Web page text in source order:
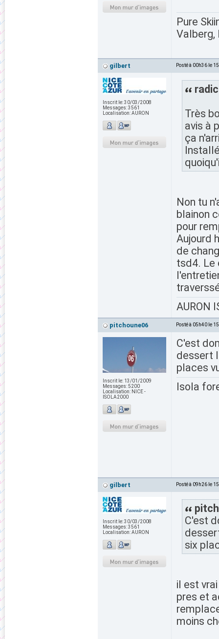
Pure
Valberg,
gilbert Posté à 00h36 le
Inscrit le:30/03/2008
Messages:3561
Localisation:AURON
Très
avis à
ça
Non tu
blainon
pour
Aujourd
de
tsd4. Le
AURON
pitchoune06 Posté à 05h40 le
Inscrit le: 13/01/2009
Messages:5200
Localisation: NICE -
ISOLA2000
C'est
dessert
places
Isola
gilbert Posté à 09h26 le
Inscrit le:30/03/2008
Messages:3561
Localisation:AURON
C'est
six
il est
pres et
moins